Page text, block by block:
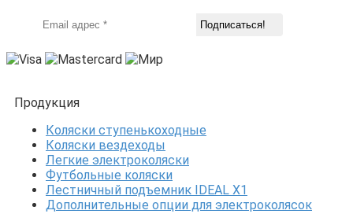
Продукция
Коляски ступенькоходные
Коляски вездеходы
Легкие электроколяски
Футбольные коляски
Лестничный подъемник IDEAL X1
Дополнительные опции для электроколясок